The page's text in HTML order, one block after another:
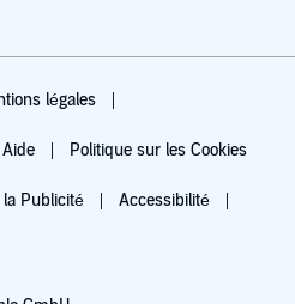
légales
Aide Politique sur les Cookies
Publicité Accessibilité